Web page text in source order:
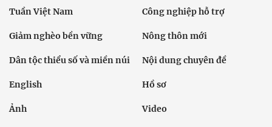
Tuần Việt Nam Công nghiệp hỗ trợ
Giảm nghèo bền vững Nông thôn mới
Dân tộc thiểu số và miền núi Nội dung chuyên đề
English Hồ sơ
Ảnh Video